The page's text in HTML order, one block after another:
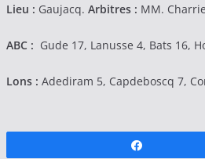
Lieu : Gaujacq. Arbitres : MM.
ABC : Gude 17, Lanusse 4, Bats 16,
Lons : Adediram 5, Capdeboscq 7,